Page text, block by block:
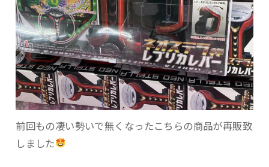
前回もの凄い勢いで無くなったこちらの商品が再販致
しました